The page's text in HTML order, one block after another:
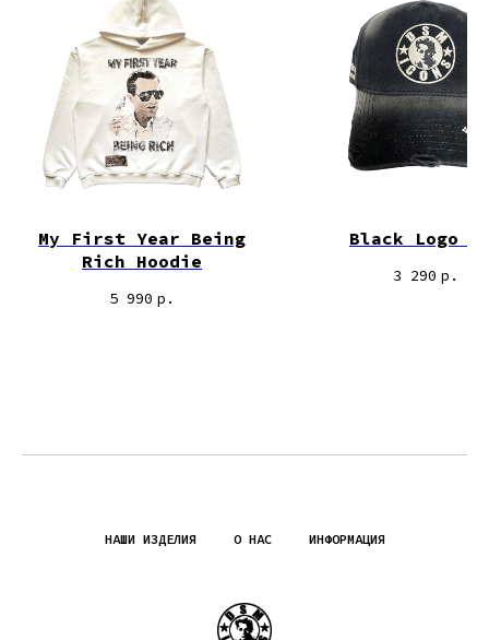
My First Year Being
Rich Hoodie
5 990 р.
Black Logo
3 290 р.
НАШИ ИЗДЕЛИЯ О НАС ИНФОРМАЦИЯ